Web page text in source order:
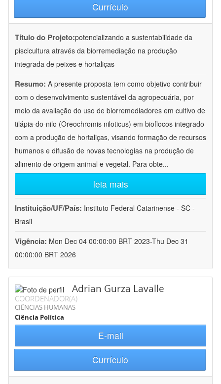
Currículo
Título do Projeto:potencializando a sustentabilidade da
piscicultura através da biorremediação na produção
integrada de peixes e hortaliças
Resumo: A presente proposta tem como objetivo contribuir
com o desenvolvimento sustentável da agropecuária, por
meio da avaliação do uso de biorremediadores em cultivo de
tilápia-do-nilo (Oreochromis niloticus) em bioflocos integrado
com a produção de hortaliças, visando formação de recursos
humanos e difusão de novas tecnologias na produção de
alimento de origem animal e vegetal. Para obte...
leia mais
Instituição/UF/País: Instituto Federal Catarinense - SC -
Brasil
Vigência: Mon Dec 04 00:00:00 BRT 2023-Thu Dec 31
00:00:00 BRT 2026
Adrian Gurza Lavalle
COORDENADOR(A)
CIÊNCIAS HUMANAS
Ciência Política
E-mail
Currículo